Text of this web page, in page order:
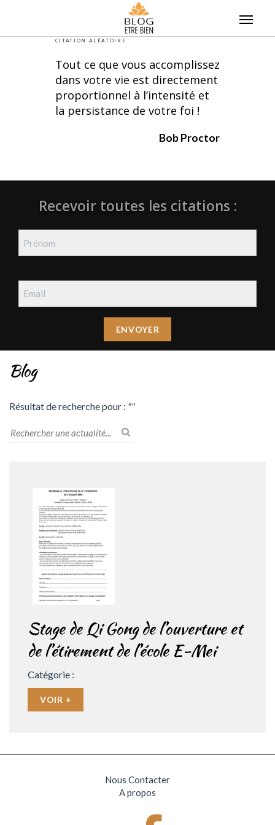
CITATION ALÉATOIRE
Tout ce que vous accomplissez
dans votre vie est directement
proportionnel à l’intensité et
la persistance de votre foi !
Bob Proctor
Recevoir toutes les citations :
Blog
Résultat de recherche pour : ""
Stage de Qi Gong de l’ouverture et
de l’étirement de l’école E-Mei
Catégorie :
VOIR +
Nous Contacter
A propos